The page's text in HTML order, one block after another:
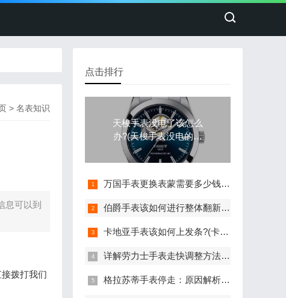
> 名表知识
息可以到
拨打我们
点击排行
天梭手表没电了该怎么
办?(天梭手表没电的处
理方法)
万国手表更换表蒙需要多少钱(详细解析万国手表更换表蒙的费用)
伯爵手表该如何进行整体翻新?(伯爵手表的整体翻新艺术与流程)
卡地亚手表该如何上发条?(卡地亚手表上发条的与技巧分享)
详解劳力士手表走快调整方法：轻松校准时间
格拉苏蒂手表停走：原因解析与有效解决策略